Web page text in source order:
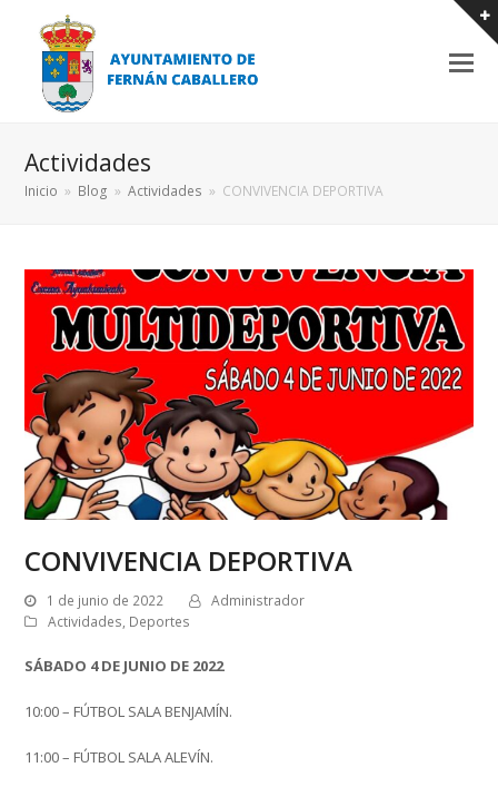
Actividades
Inicio » Blog » Actividades » CONVIVENCIA DEPORTIVA
CONVIVENCIA DEPORTIVA
1 de junio de 2022
Administrador
Actividades, Deportes
SÁBADO 4 DE JUNIO DE 2022
10:00 – FÚTBOL SALA BENJAMÍN.
11:00 – FÚTBOL SALA ALEVÍN.